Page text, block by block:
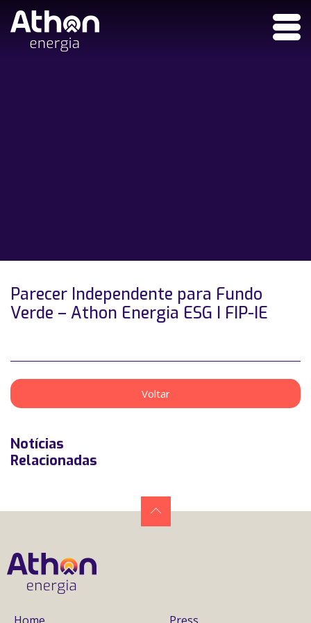
Parecer Independente para Fundo
Verde – Athon Energia ESG I FIP-IE
Voltar
Notícias
Relacionadas